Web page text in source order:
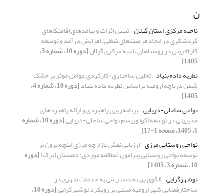
ن
ناحیه مرکزی استان گیلان تبیین اثرات و پیامدهای اقامتگاهای
گردشگری در ایجاد فرصت‌های شغلی، افزایش درآمد و توسعه
کارآفرینی در روستاهای ناحیه مرکزی گیلان [دوره 10، شماره 3،
1405]
نظریه داده بنیاد تحلیل ساختاری-کارکردی عوامل موثر بر خشک
شدن دریاچه ارومیه براساس نظریه داده بنیاد [دوره 10، شماره 4،
1405]
نواحی ‏ساحلی-دریایی برنامه‌ریزی راهبردی و ارائه راهبردهای
مدیریتی در توسعه اکوتوریسم نواحی ساحلی-دریایی [دوره 10، شماره
1، 1405، صفحه 1-17]
نواحی روستایی مرزی ارزیابی نقش بازارچه مرزی اینچه برون بر
توسعه نواحی روستایی پیرامون (مطالعه موردی: دهستان اترک)[دوره
10، شماره 3، 1405]
نوشهرگرایی الگوی بهینه دسترسی به خدمات شهری در
ساختارفضایی شهر ارومیه مبتنی بر رویکرد نوشهرگرایی [دوره 10،